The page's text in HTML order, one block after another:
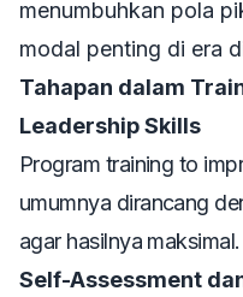
menumbuhkan pola
modal penting di era
Tahapan dalam
Leadership Skills
Program training to
umumnya dirancang
agar hasilnya
Self-Assessment